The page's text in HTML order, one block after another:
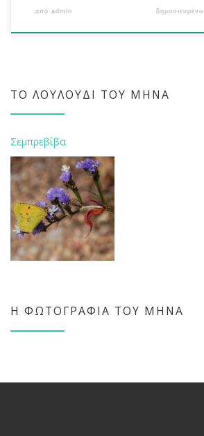
από admin δημοσιευμένο
ΤΟ ΛΟΥΛΟΎΔΙ ΤΟΥ ΜΉΝΑ
Σεμπρεβίβα
Η ΦΩΤΟΓΡΑΦΊΑ ΤΟΥ ΜΉΝΑ